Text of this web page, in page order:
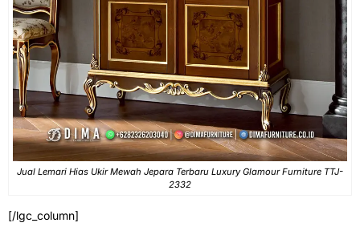
Jual Lemari Hias Ukir Mewah Jepara Terbaru Luxury Glamour Furniture TTJ-
2332
[/lgc_column]